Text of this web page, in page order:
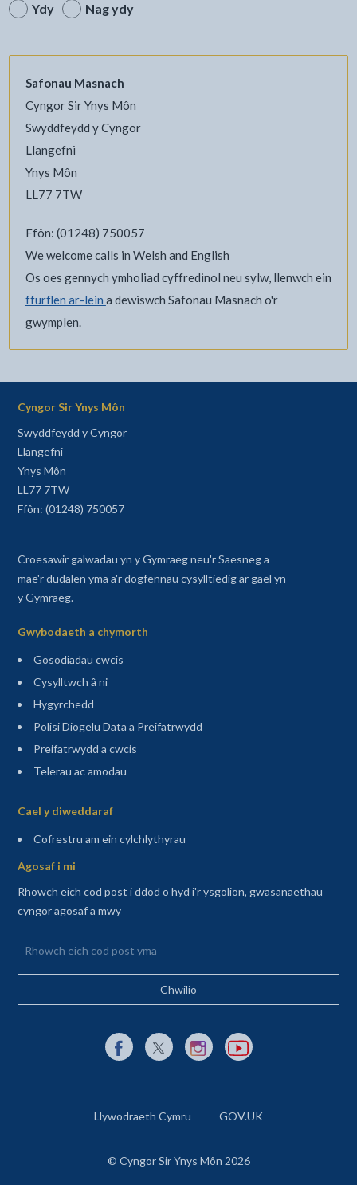
Ydy
Nag ydy
Safonau Masnach
Cyngor Sir Ynys Môn
Swyddfeydd y Cyngor
Llangefni
Ynys Môn
LL77 7TW
Ffôn: (01248) 750057
We welcome calls in Welsh and English
Os oes gennych ymholiad cyffredinol neu sylw, llenwch ein
ffurflen ar-lein a dewiswch Safonau Masnach o'r
gwymplen.
Cyngor Sir Ynys Môn
Swyddfeydd y Cyngor
Llangefni
Ynys Môn
LL77 7TW
Ffôn: (01248) 750057
Croesawir galwadau yn y Gymraeg neu'r Saesneg a
mae'r dudalen yma a'r dogfennau cysylltiedig ar gael yn
y Gymraeg.
Gwybodaeth a chymorth
Gosodiadau cwcis
Cysylltwch â ni
Hygyrchedd
Polisi Diogelu Data a Preifatrwydd
Preifatrwydd a cwcis
Telerau ac amodau
Cael y diweddaraf
Cofrestru am ein cylchlythyrau(agor mewn tab newydd)
Agosaf i mi
Rhowch eich cod post i ddod o hyd i'r ysgolion, gwasanaethau
cyngor agosaf a mwy
Rhowch eich cod post yma
Dolen allanol i Facebook yn agor mewn tab newydd
Dolen allanol i X (Twitter) yn agor mewn
Dolen allanol i Instagram yn agor
Dolen allanol i YouTube
Llywodraeth Cymru GOV.UK
© Cyngor Sir Ynys Môn 2026